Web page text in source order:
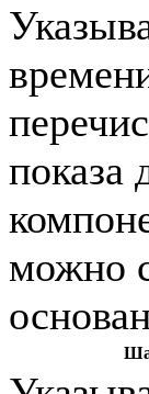
показа
можно